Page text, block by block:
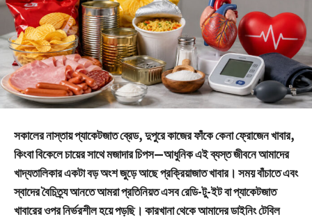
সকালের নাস্তায় প্যাকেটজাত ব্রেড, দুপুরে কাজের ফাঁকে কেনা ফ্রোজেন খাবার,
কিংবা বিকেলে চায়ের সাথে মজাদার চিপস—আধুনিক এই ব্যস্ত জীবনে আমাদের
খাদ্যতালিকার একটা বড় অংশ জুড়ে আছে প্রক্রিয়াজাত খাবার। সময় বাঁচাতে এবং
স্বাদের বৈচিত্র্য আনতে আমরা প্রতিনিয়ত এসব রেডি-টু-ইট বা প্যাকেটজাত
খাবারের ওপর নির্ভরশীল হয়ে পড়ছি। কারখানা থেকে আমাদের ডাইনিং টেবিল